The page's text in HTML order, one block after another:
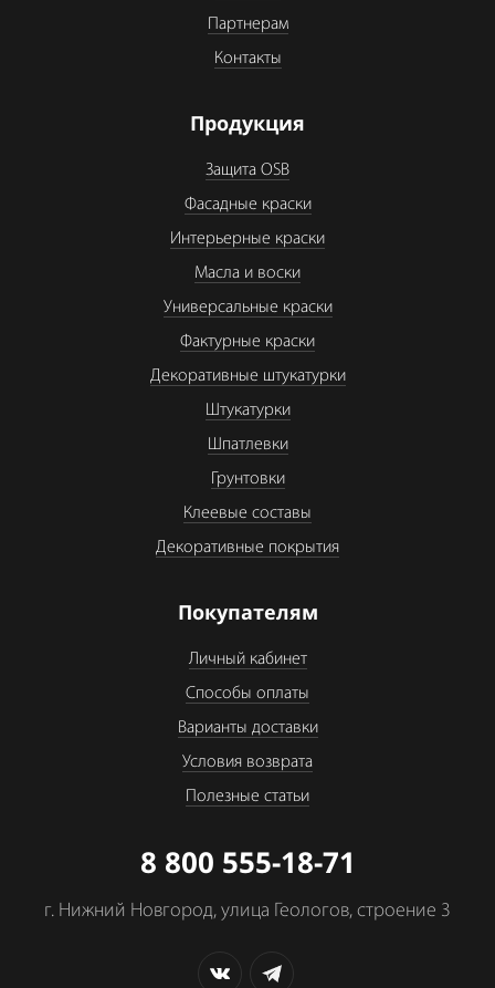
Партнерам
Контакты
Продукция
Защита OSB
Фасадные краски
Интерьерные краски
Масла и воски
Универсальные краски
Фактурные краски
Декоративные штукатурки
Штукатурки
Шпатлевки
Грунтовки
Клеевые составы
Декоративные покрытия
Покупателям
Личный кабинет
Способы оплаты
Варианты доставки
Условия возврата
Полезные статьи
8 800 555-18-71
г. Нижний Новгород, улица Геологов, строение 3